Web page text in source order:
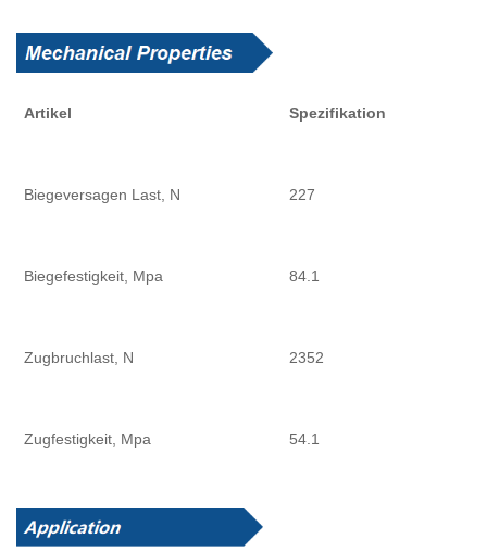
Artikel Spezifikation
Biegeversagen Last, N 227
Biegefestigkeit, Mpa 84.1
Zugbruchlast, N 2352
Zugfestigkeit, Mpa 54.1